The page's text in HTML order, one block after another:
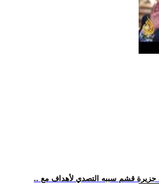
جزيرة قشم سببه التصدي لأهداف مع